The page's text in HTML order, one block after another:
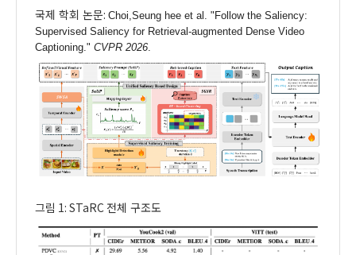
국제 학회 논문: Choi,Seung hee et al. "Follow the Saliency:
Supervised Saliency for Retrieval-augmented Dense Video
Captioning." CVPR 2026.
그림 1: STaRC 전체 구조도